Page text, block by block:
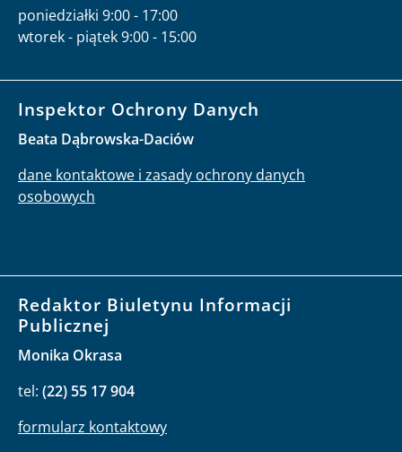
poniedziałki 9:00 - 17:00
wtorek - piątek 9:00 - 15:00
Inspektor Ochrony Danych
Beata Dąbrowska-Daciów
dane kontaktowe i zasady ochrony danych
osobowych
Redaktor Biuletynu Informacji
Publicznej
Monika Okrasa
tel: (22) 55 17 904
formularz kontaktowy